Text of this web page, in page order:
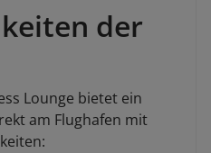
der
Lounge bietet ein
am Flughafen mit